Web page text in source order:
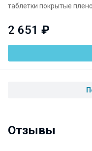
таблетки покрытые
2 651 ₽
Отзывы